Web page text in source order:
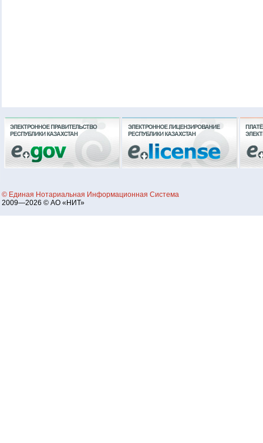
© Единая Нотариальная Информационная Система
2009—2026 © АО «НИТ»